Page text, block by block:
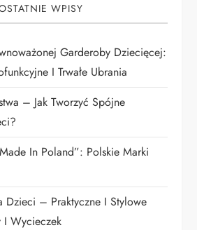
WPISY
Garderoby Dziecięcej:
I Trwałe Ubrania
– Jak Tworzyć Spójne
In Poland”: Polskie Marki
Dzieci – Praktyczne I Stylowe
I Wycieczek